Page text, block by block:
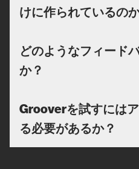
けに作られているの
どのようなフィード
か？
Grooverを試すには
る必要があるか？